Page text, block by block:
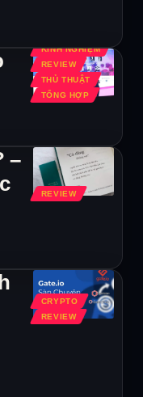
KINH NGHIỆM
REVIEW
THỦ THUẬT
TỔNG HỢP
REVIEW
–
CRYPTO
REVIEW